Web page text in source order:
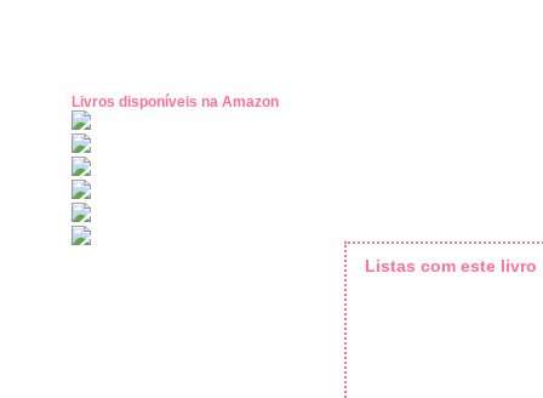
Livros disponíveis na Amazon
Listas com este livro